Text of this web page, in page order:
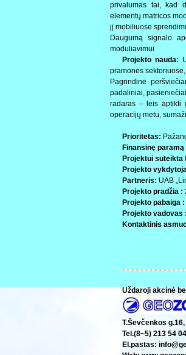
privalumas tai, kad
elementų matricos
jį mobiliuose
Daugumą signalo
moduliavimui
Projekto nauda:
pramonės
Pagrindinė
padaliniai,
radaras – leis aptikti
operacijų metu,
Prioritetas:
Finansinę
Projektui suteikta
Projekto
Partneris: UAB
Projekto pradžia :
Projekto pabaiga :
Projekto vadovas :
Kontaktinis
Uždaroji akcinė
T.Ševčenkos
Tel.(8~5) 213 54
El.pastas: